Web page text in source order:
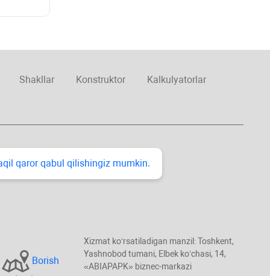
Shakllar Konstruktor Kalkulyatorlar
qaror qabul qilishingiz mumkin.
Borish
Xizmat koʻrsatiladigan manzil: Toshkent,
Yashnobod tumani, Elbek koʻchasi, 14,
«ABIAPAPK» biznec-markazi